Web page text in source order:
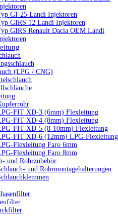
GI-25 Landi Injektoren
GIRS 12 Landi Injektoren
GIRS Renault Dacia OEM Landi
(LPG / CNG)
FIT XD-3 (6mm) Flexleitung
FIT XD-4 (8mm) Flexleitung
FIT XD-5 (8-10mm) Flexleitung
FIT XD-6 (12mm) LPG-Flexleitung
Flexleitung Faro 6mm
Flexleitung Faro 8mm
und Rohrzubehör
und Rohrmontagehalterungen